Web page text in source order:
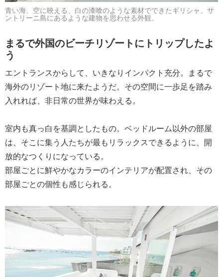
青い海、空に映える、白の漆喰のような素材でできたギリシャ、サ
ントリーニ島にあるような建物を思わせる外観。
まるで外国のビーチリゾートにトリップしたよ
う
エントランスからして、いきなりインパクト充分。まるで
海外のリゾート地に来たようだ。その空間に一歩足を踏み
入れれば、非日常の世界が味わえる。
室内も真っ白を基調としたもの。ベッドルーム以外の部屋
は、そこに集う人たちが最もリラックスできるように、開
放的なつくりになっている。
部屋ごとに鮮やかなカラーのインテリアが配置され、その
部屋ごとの個性も感じられる。